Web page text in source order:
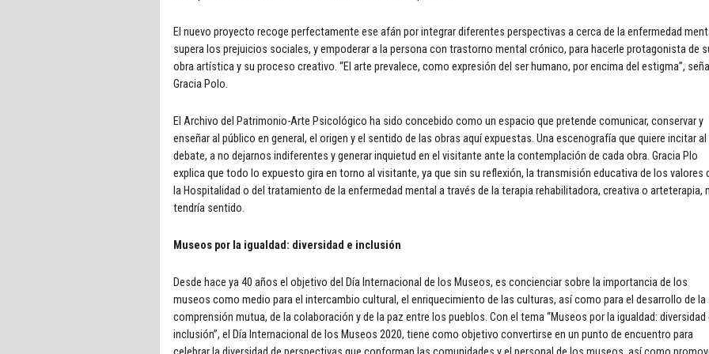
El nuevo proyecto recoge perfectamente ese afán por integrar diferentes perspectivas a cerca de la enfermedad
supera los prejuicios sociales, y empoderar a la persona con trastorno mental crónico, para hacerle protagonista de
obra artística y su proceso creativo. “El arte prevalece, como expresión del ser humano, por encima del estigma”,
Gracia Polo.
El Archivo del Patrimonio-Arte Psicológico ha sido concebido como un espacio que pretende comunicar, conservar y
enseñar al público en general, el origen y el sentido de las obras aquí expuestas. Una escenografía que quiere incitar al
debate, a no dejarnos indiferentes y generar inquietud en el visitante ante la contemplación de cada obra. Gracia Plo
explica que todo lo expuesto gira en torno al visitante, ya que sin su reflexión, la transmisión educativa de los valores
la Hospitalidad o del tratamiento de la enfermedad mental a través de la terapia rehabilitadora, creativa o arteterapia,
tendría sentido.
Museos por la igualdad: diversidad e inclusión
Desde hace ya 40 años el objetivo del Día Internacional de los Museos, es concienciar sobre la importancia de los
museos como medio para el intercambio cultural, el enriquecimiento de las culturas, así como para el desarrollo de la
comprensión mutua, de la colaboración y de la paz entre los pueblos. Con el tema “Museos por la igualdad: diversidad
inclusión”, el Día Internacional de los Museos 2020, tiene como objetivo convertirse en un punto de encuentro para